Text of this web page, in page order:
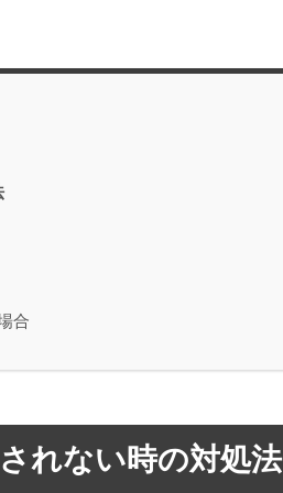
合
れない時の対処法